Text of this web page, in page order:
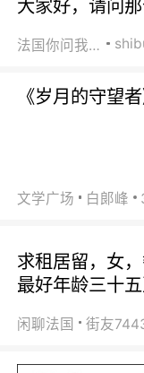
大家好，请问
法国你问我答
《岁月的守望者
文学广场 白郞峰
求租居留，女
最好年龄三十
闲聊法国